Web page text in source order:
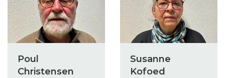
Poul
Christensen
Susanne
Kofoed